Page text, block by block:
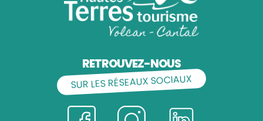
RETROUVEZ-NOUS
SUR LES RÉSEAUX SOCIAUX